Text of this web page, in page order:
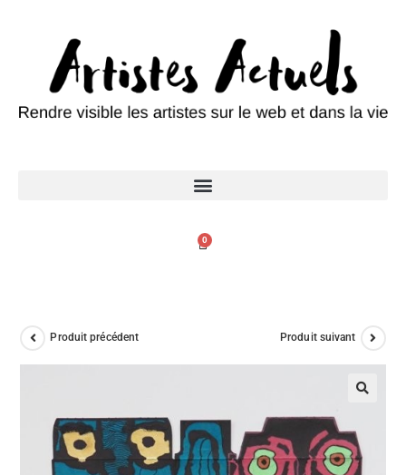
0
Produit précédent Produit suivant